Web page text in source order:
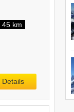
45 km
Details